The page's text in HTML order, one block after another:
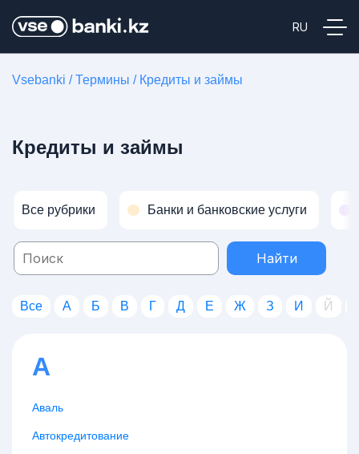
Vsebanki /Термины / Кредиты и займы
Кредиты и займы
Все рубрики Банки и банковские услуги
Найти
Все А Б В Г Д Е Ж З И Й
А
Аваль
Автокредитование